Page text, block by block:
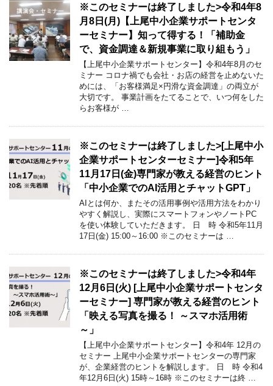
※このセミナーは終了しました>令和4年8
月8日(月)【上尾中小企業サポートセンタ
ーセミナー】知って得する！「補助金
で、資金調達＆新規事業に取り組もう」
【上尾中小企業サポートセンター】令和4年8月のセ
ミナー コロナ禍でも会社・お店の経営を止めないた
めには、「お客様満足×円滑な資金調達」の両立が
大切です。 事業計画をたてることで、いつ何をした
らお客様が …
※このセミナーは終了しました>[上尾中小
企業サポートセンターセミナー]令和5年
11月17日(金)専門家が教える経営のヒント
「中小企業でのAI活用とチャットGPT」
AIとは何か、またその活用事例や活用方法をわかり
やすく解説し、実際にスマートフォンやノートPC
を使い体験していただきます。 日 時 令和5年11月
17日(金) 15:00～16:00 ※このセミナーは …
※このセミナーは終了しました>令和4年
12月6日(火) [上尾中小企業サポートセンタ
ーセミナー] 専門家が教える経営のヒント
「映える写真を撮る！ ～スマホ活用術
～」
【上尾中小企業サポートセンター】令和4年 12月の
セミナー 上尾中小企業サポートセンターの専門家
が、企業経営のヒントを解説します。 日 時 令和4
年12月6日(火) 15時～16時 ※このセミナーは終 …